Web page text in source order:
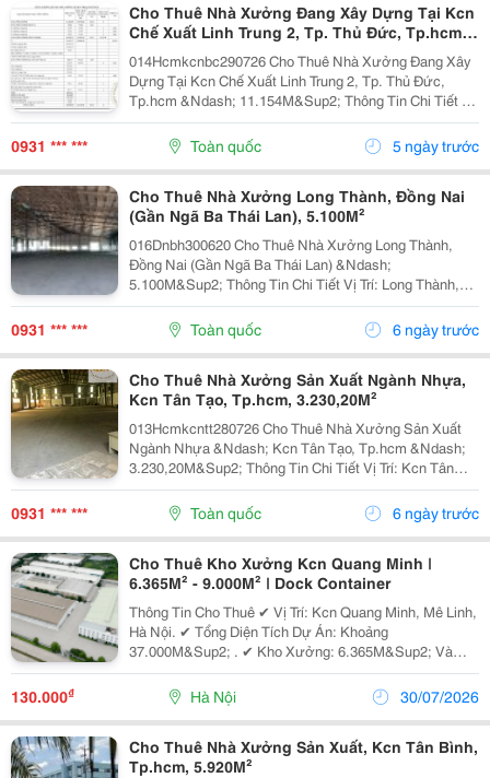
Cho Thuê Nhà Xưởng Đang Xây Dựng Tại Kcn
Chế Xuất Linh Trung 2, Tp. Thủ Đức, Tp.hcm,
11.154M²
014Hcmkcnbc290726 Cho Thuê Nhà Xưởng Đang Xây
Dựng Tại Kcn Chế Xuất Linh Trung 2, Tp. Thủ Đức,
Tp.hcm &Ndash; 11.154M&Sup2; Thông Tin Chi Tiết Vị
Trí: Kcn Chế Xuất Linh Trung 2, Tp. Thủ Đức, Tp.hcm.
Tổng Diện Tích Khuôn Viên: 20.000M&Sup2; Diện...
0931 *** *** Toàn quốc 5 ngày trước
Cho Thuê Nhà Xưởng Long Thành, Đồng Nai
(Gần Ngã Ba Thái Lan), 5.100M²
016Dnbh300620 Cho Thuê Nhà Xưởng Long Thành,
Đồng Nai (Gần Ngã Ba Thái Lan) &Ndash;
5.100M&Sup2; Thông Tin Chi Tiết Vị Trí: Long Thành,
Đồng Nai (Gần Ngã Ba Thái Lan). Tổng Diện Tích Khuôn
Viên: 9.800M&Sup2; Diện Tích Sử Dụng Tổng Diện Tích
0931 *** *** Toàn quốc 6 ngày trước
Cho Thuê Nhà Xưởng Sản Xuất Ngành Nhựa,
Kcn Tân Tạo, Tp.hcm, 3.230,20M²
013Hcmkcntt280726 Cho Thuê Nhà Xưởng Sản Xuất
Ngành Nhựa &Ndash; Kcn Tân Tạo, Tp.hcm &Ndash;
3.230,20M&Sup2; Thông Tin Chi Tiết Vị Trí: Kcn Tân
Tạo, Tp.hcm Tổng Diện Tích Khuôn Viên:
5.082M&Sup2; Diện Tích Sử Dụng Tổng Diện Tích Xây
Dựng:...
0931 *** *** Toàn quốc 6 ngày trước
Cho Thuê Kho Xưởng Kcn Quang Minh |
6.365M² - 9.000M² | Dock Container
Thông Tin Cho Thuê ✔ Vị Trí: Kcn Quang Minh, Mê Linh,
Hà Nội. ✔ Tổng Diện Tích Dự Án: Khoảng
37.000M&Sup2; . ✔ Kho Xưởng: 6.365M&Sup2; Và
9.000M&Sup2;. ✔ Chia Nhỏ Linh Hoạt: Từ
1.400M&Sup2; . ✔ Văn Phòng Điều Hành: 727M&Sup2;
&Times; 3...
130.000₫ Hà Nội 30/07/2026
Cho Thuê Nhà Xưởng Sản Xuất, Kcn Tân Bình,
Tp.hcm, 5.920M²